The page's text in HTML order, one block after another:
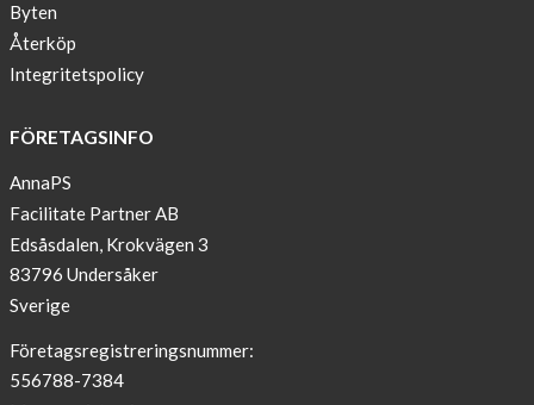
Report
from
congress
in
OFFER
!
–
T-
shirt
Byten
Återköp
Integritetspolicy
FÖRETAGSINFO
AnnaPS
Facilitate Partner AB
Edsåsdalen, Krokvägen 3
83796 Undersåker
Sverige
Företagsregistreringsnummer:
556788-7384